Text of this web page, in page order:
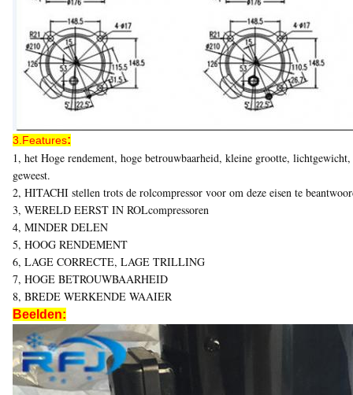
3.Features:
1, het Hoge rendement, hoge betrouwbaarheid, kleine grootte,
geweest.
2, HITACHI stellen trots de rolcompressor voor om deze eisen te
3, WERELD EERST IN ROLcompressoren
4, MINDER DELEN
5, HOOG RENDEMENT
6, LAGE CORRECTE, LAGE TRILLING
7, HOGE BETROUWBAARHEID
8, BREDE WERKENDE WAAIER
Beelden: